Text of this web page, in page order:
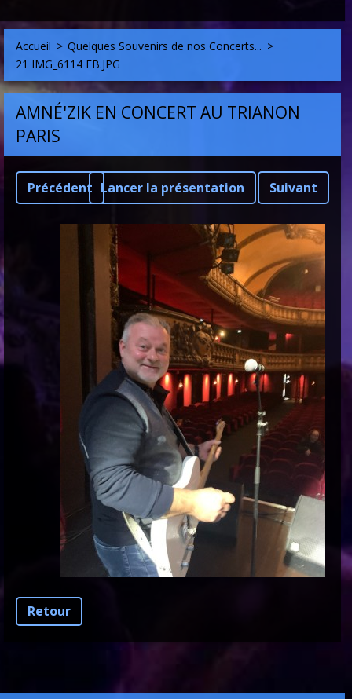
Accueil > Quelques Souvenirs de nos Concerts... >
21 IMG_6114 FB.JPG
AMNÉ'ZIK EN CONCERT AU TRIANON
PARIS
Précédent Lancer la présentation Suivant
Retour